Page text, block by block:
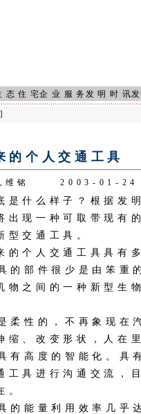
住宅企业服务发明时讯
发
的个人交通工具
孔维铭 2003-01-24
什么样子？根据发明
出现一种可取带现有
型交通工具。
个人交通工具具有多
部件很少是由笨重的
物之间的一种新型生
性的，不再象现在汽
缩、改变形状，人在
高度的智能化。具
工具进行沟通交流，
。
能量利用效率几乎达